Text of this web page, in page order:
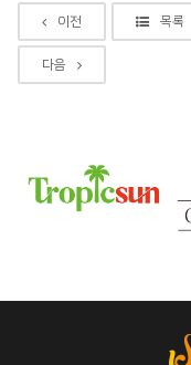
이전 목록
다음